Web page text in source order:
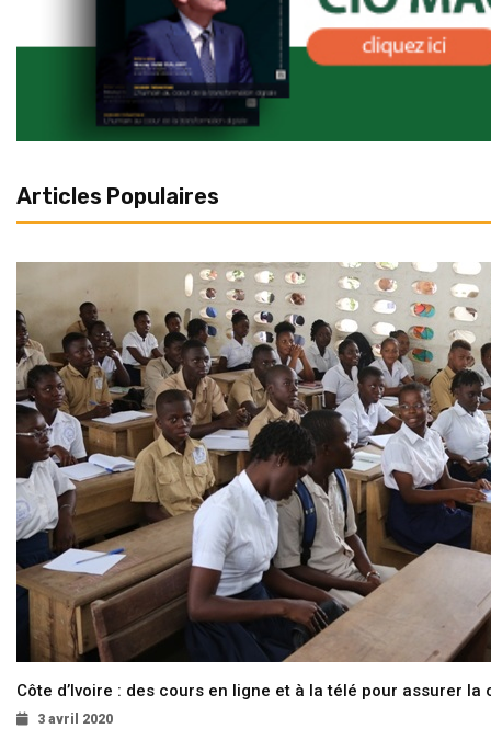
Articles Populaires
Côte d’Ivoire : des cours en ligne et à la télé pour assurer la
3 avril 2020